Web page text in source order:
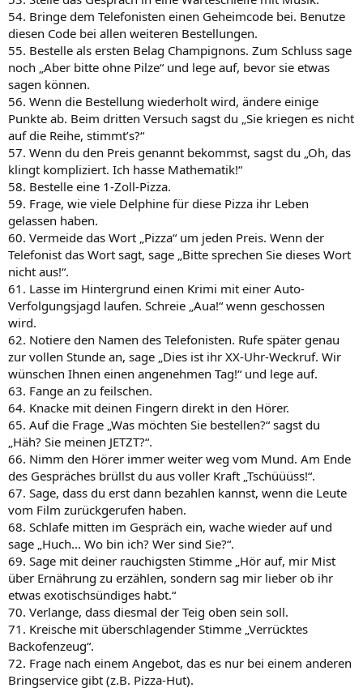
54. Bringe dem Telefonisten einen Geheimcode bei. Benutze
diesen Code bei allen weiteren Bestellungen.
55. Bestelle als ersten Belag Champignons. Zum Schluss sage
noch „Aber bitte ohne Pilze“ und lege auf, bevor sie etwas
sagen können.
56. Wenn die Bestellung wiederholt wird, ändere einige
Punkte ab. Beim dritten Versuch sagst du „Sie kriegen es nicht
auf die Reihe, stimmt’s?“
57. Wenn du den Preis genannt bekommst, sagst du „Oh, das
klingt kompliziert. Ich hasse Mathematik!“
58. Bestelle eine 1-Zoll-Pizza.
59. Frage, wie viele Delphine für diese Pizza ihr Leben
gelassen haben.
60. Vermeide das Wort „Pizza“ um jeden Preis. Wenn der
Telefonist das Wort sagt, sage „Bitte sprechen Sie dieses Wort
nicht aus!“.
61. Lasse im Hintergrund einen Krimi mit einer Auto-
Verfolgungsjagd laufen. Schreie „Aua!“ wenn geschossen
wird.
62. Notiere den Namen des Telefonisten. Rufe später genau
zur vollen Stunde an, sage „Dies ist ihr XX-Uhr-Weckruf. Wir
wünschen Ihnen einen angenehmen Tag!“ und lege auf.
63. Fange an zu feilschen.
64. Knacke mit deinen Fingern direkt in den Hörer.
65. Auf die Frage „Was möchten Sie bestellen?“ sagst du
„Häh? Sie meinen JETZT?“.
66. Nimm den Hörer immer weiter weg vom Mund. Am Ende
des Gespräches brüllst du aus voller Kraft „Tschüüüss!“.
67. Sage, dass du erst dann bezahlen kannst, wenn die Leute
vom Film zurückgerufen haben.
68. Schlafe mitten im Gespräch ein, wache wieder auf und
sage „Huch... Wo bin ich? Wer sind Sie?“.
69. Sage mit deiner rauchigsten Stimme „Hör auf, mir Mist
über Ernährung zu erzählen, sondern sag mir lieber ob ihr
etwas exotischsündiges habt.“
70. Verlange, dass diesmal der Teig oben sein soll.
71. Kreische mit überschlagender Stimme „Verrücktes
Backofenzeug“.
72. Frage nach einem Angebot, das es nur bei einem anderen
Bringservice gibt (z.B. Pizza-Hut).